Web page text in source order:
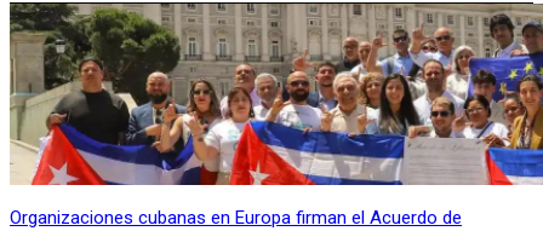
Organizaciones cubanas en Europa firman el Acuerdo de